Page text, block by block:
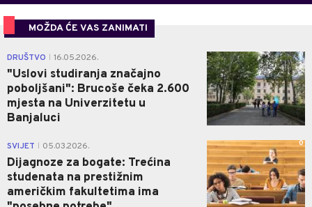
MOŽDA ĆE VAS ZANIMATI
DRUŠTVO 16.05.2026.
"Uslovi studiranja značajno
poboljšani": Brucoše čeka 2.600
mjesta na Univerzitetu u
Banjaluci
0
SVIJET 05.03.2026.
Dijagnoze za bogate: Trećina
studenata na prestižnim
američkim fakultetima ima
0